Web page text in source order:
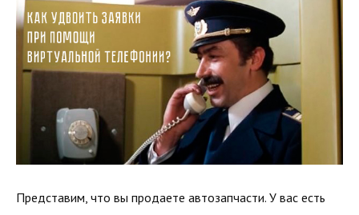
Представим, что вы продаете автозапчасти. У вас есть